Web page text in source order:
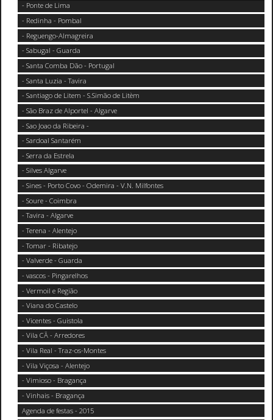
- Ponte de Lima
- Redinha - Pombal
- Reguengo-Almagreira
- Sabugal - Guarda
- Santa Comba Dão - Portugal
- Santa Luzia - Tavira
- Santiago de Litem - S.Simão de Litèm
- São Braz de Alportel - Algarve
- Sao Joao da Ribeira -
- Sardoal Santarém
- Serra da Estrela
- Silves Algarve
- Sines - Porto Covo - Odemira - V.N. Milfontes
- Soure - Coimbra
- Tavira - Algarve
- Terena - Alentejo
- Tomar - Ribatejo
- Valverde - Guarda
- vascos - Pingarelhos
- Vermoil e Região
- Viana do Castelo
- Vicentes - Guistola
- Vila CÃ - Arredores
- Vila Real - Traz-os-Montes
- Vila Viçosa - Alentejo
- Vimioso - Bragança
- Vinhais - Bragança
Agenda de festas - 2015